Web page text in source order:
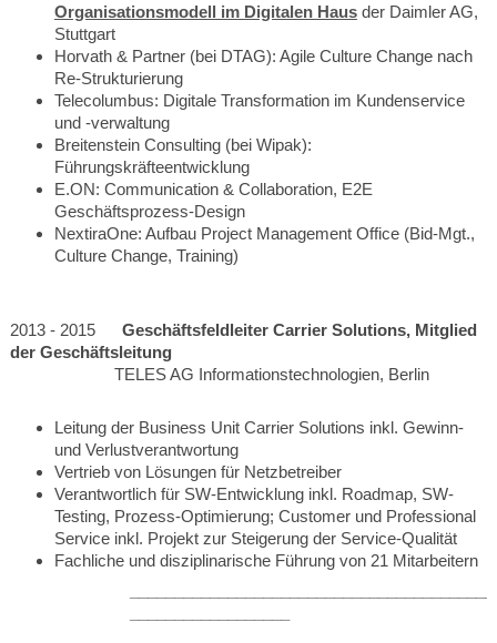
Organisationsmodell im Digitalen Hausder Daimler AG,
Stuttgart
Horvath & Partner (bei DTAG): Agile Culture Change nach
Re-Strukturierung
Telecolumbus: Digitale Transformation im Kundenservice
und -verwaltung
Breitenstein Consulting (bei Wipak):
Führungskräfteentwicklung
E.ON: Communication & Collaboration, E2E
Geschäftsprozess-Design
NextiraOne: Aufbau Project Management Office (Bid-Mgt.,
Culture Change, Training)
2013 - 2015 Geschäftsfeldleiter Carrier Solutions, Mitglied
der Geschäftsleitung
TELES AG Informationstechnologien, Berlin
Leitung der Business Unit Carrier Solutions inkl. Gewinn-
und Verlustverantwortung
Vertrieb von Lösungen für Netzbetreiber
Verantwortlich für SW-Entwicklung inkl. Roadmap, SW-
Testing, Prozess-Optimierung; Customer und Professional
Service inkl. Projekt zur Steigerung der Service-Qualität
Fachliche und disziplinarische Führung von 21 Mitarbeitern